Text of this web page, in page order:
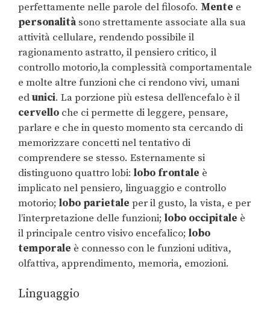
perfettamente nelle parole del filosofo. Mente e
personalità sono strettamente associate alla sua
attività cellulare, rendendo possibile il
ragionamento astratto, il pensiero critico, il
controllo motorio,la complessità comportamentale
e molte altre funzioni che ci rendono vivi, umani
edunici. La porzione più estesa dell’encefalo è il
cervello che ci permette di leggere, pensare,
parlare e che in questo momento sta cercando di
memorizzare concetti nel tentativo di
comprendere se stesso. Esternamente si
distinguono quattro lobi: lobo frontale è
implicato nel pensiero, linguaggio e controllo
motorio; lobo parietale per il gusto, la vista, e per
l’interpretazione delle funzioni; lobo occipitale è
il principale centro visivo encefalico; lobo
temporale è connesso con le funzioni uditiva,
olfattiva, apprendimento, memoria, emozioni.
Linguaggio